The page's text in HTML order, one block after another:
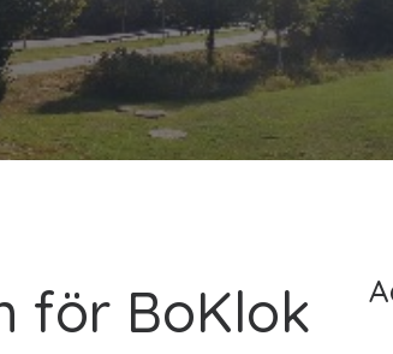
för BoKlok